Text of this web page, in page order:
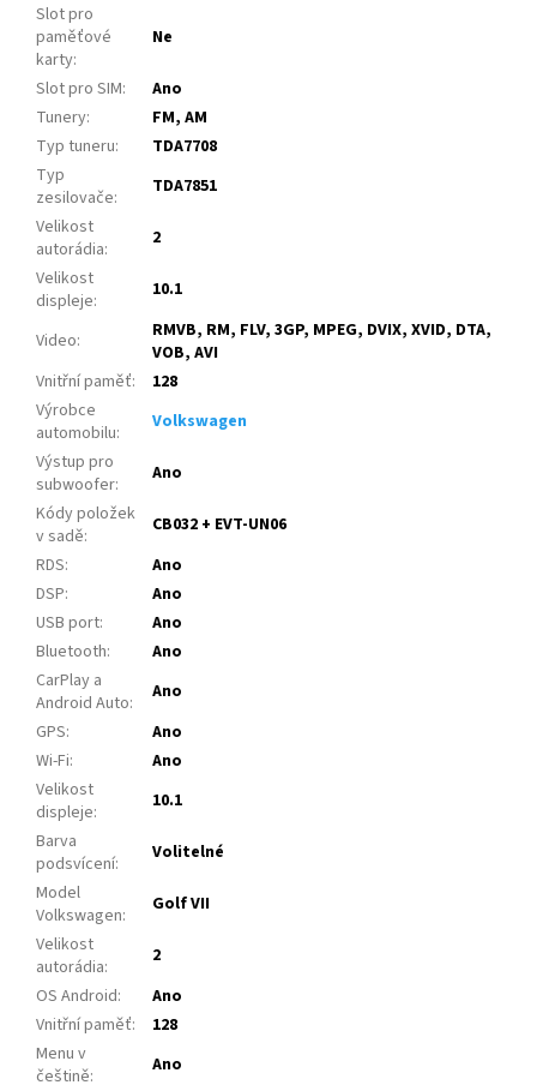
Slot pro
paměťové
karty:
Ne
Slot pro SIM:
Ano
Tunery:
FM, AM
Typ tuneru:
TDA7708
Typ
zesilovače:
TDA7851
Velikost
autorádia:
2
Velikost
displeje: 10.1
Video:
RMVB, RM, FLV, 3GP, MPEG, DVIX, XVID, DTA,
VOB, AVI
Vnitřní paměť:
128
Výrobce
automobilu:
Volkswagen
Výstup pro
subwoofer:
Ano
Kódy položek
v sadě:
CB032 + EVT-UN06
RDS:
Ano
DSP:
Ano
USB port:
Ano
Bluetooth:
Ano
CarPlay a
Android Auto:
Ano
GPS:
Ano
Wi-Fi:
Ano
Velikost
displeje:
10.1
Barva
podsvícení:
Volitelné
Model
Volkswagen:
Golf VII
Velikost
autorádia:
2
OS Android:
Ano
Vnitřní paměť:
128
Menu v
češtině:
Ano